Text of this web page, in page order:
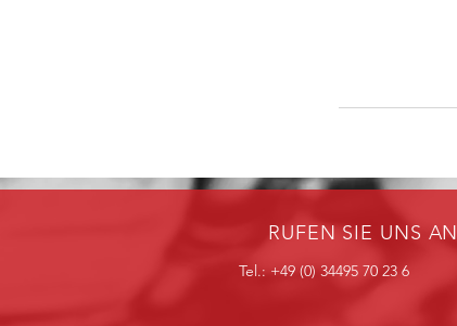
RUFEN SIE UNS AN
Tel.: +49 (0) 34495 70 23 6